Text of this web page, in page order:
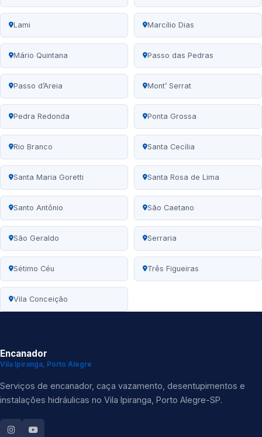
Lami Marcílio Dias
Mário Quintana Passo das Pedras
Passo d’Areia Mont’ Serrat
Pedra Redonda Ponta Grossa
Rio Branco Santa Cecília
Santa Maria Goretti Santa Rosa de Lima
Santo Antônio São Caetano
São Geraldo Serraria
Sétimo Céu Três Figueiras
Vila Conceição
Encanador
Vila Ipiranga, Porto Alegre
Serviços de encanador, caça vazamento, desentupimentos e
instalações hidráulicas no Vila Ipiranga, Porto Alegre-SP.